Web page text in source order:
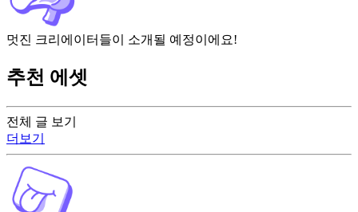
전체 글 보기
더보기
멋진 크리에이터들이 소개될 예정이에요!
추천 에셋